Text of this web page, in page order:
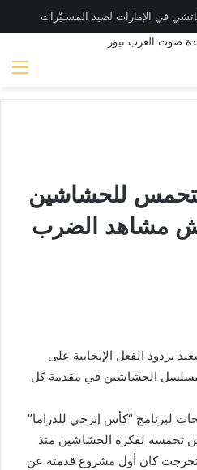
في الإمارات لصيد المسـيّرات
للحشاشين
ومبحبش مشاهد الضرب
بردود الفعل الإيجابية على
الحشاشين في مقدمة كل
لبرنامج “كأس إنرجي للدراما”
راديو إنرجي 92.1، عن تحمسه لفكرة الحشاشين منذ
كان أول مشروع قدمته عن